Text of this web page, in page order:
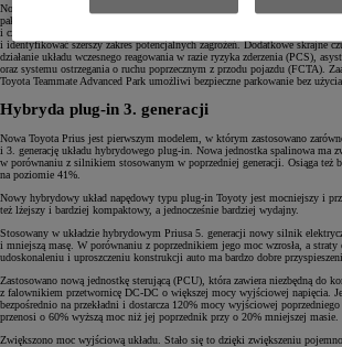
Nowy Prius został wyposażony w innowacyjne systemy bezpieczeństwa
pakiet Toyota Safety Sense. Systemy te mogą być aktualizowany zdalnie.
i czujniki radarowe mają znacznie większe pole widzenia, co pozwala
i identyfikować szerszy zakres potencjalnych zagrożeń. Dodatkowe skrajne
działanie układu wczesnego reagowania w razie ryzyka zderzenia (PCS),
oraz systemu ostrzegania o ruchu poprzecznym z przodu pojazdu (FCTA).
Toyota Teammate Advanced Park umożliwi bezpieczne parkowanie bez użycia
Hybryda plug-in 3. generacji
Nowa Toyota Prius jest pierwszym modelem, w którym zastosowano
i 3. generację układu hybrydowego plug-in. Nowa jednostka spalinowa ma
w porównaniu z silnikiem stosowanym w poprzedniej generacji. Osiąga też
na poziomie 41%.
Nowy hybrydowy układ napędowy typu plug-in Toyoty jest mocniejszy i
też lżejszy i bardziej kompaktowy, a jednocześnie bardziej wydajny.
Stosowany w układzie hybrydowym Priusa 5. generacji nowy silnik
i mniejszą masę. W porównaniu z poprzednikiem jego moc wzrosła, a
udoskonaleniu i uproszczeniu konstrukcji auto ma bardzo dobre
Zastosowano nową jednostkę sterującą (PCU), która zawiera niezbędną do
z falownikiem przetwornicę DC-DC o większej mocy wyjściowej napięcia.
bezpośrednio na przekładni i dostarcza 120% mocy wyjściowej
przenosi o 60% wyższą moc niż jej poprzednik przy o 20% mniejszej masie.
Zwiększono moc wyjściową układu. Stało się to dzięki zwiększeniu